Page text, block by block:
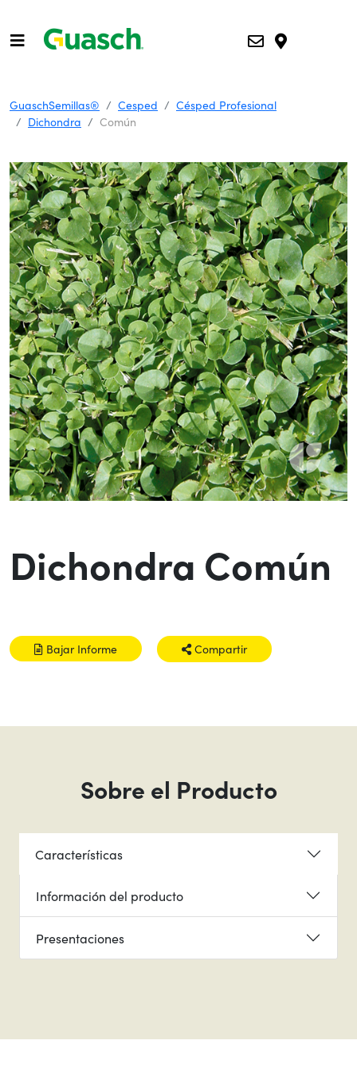
GuaschSemillas® Cesped
Césped Profesional
Dichondra
Común
Dichondra Común
Bajar Informe Compartir
Sobre el Producto
Características
Información del producto
Presentaciones